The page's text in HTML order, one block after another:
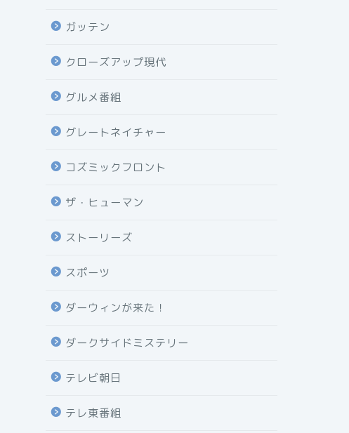
ガッテン
クローズアップ現代
グルメ番組
グレートネイチャー
コズミックフロント
ザ・ヒューマン
ストーリーズ
スポーツ
ダーウィンが来た！
ダークサイドミステリー
テレビ朝日
テレ東番組